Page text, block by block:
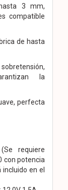
3 mm,
compatible
de hasta
la
perfecta
requiere
con potencia
en el